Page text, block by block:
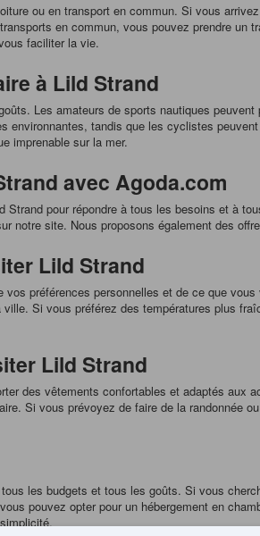
ou en transport en commun. Si vous
en commun, vous pouvez prendre un
faciliter la vie.
à Lild Strand
Les amateurs de sports nautiques
environnantes, tandis que les cyclistes
imprenable sur la mer.
avec Agoda.com
pour répondre à tous les besoins et à
notre site. Nous proposons également des
Lild Strand
préférences personnelles et de ce que
Si vous préférez des températures plus
Lild Strand
des vêtements confortables et adaptés
Si vous prévoyez de faire de la randonnée
les budgets et tous les goûts. Si vous
pouvez opter pour un hébergement en